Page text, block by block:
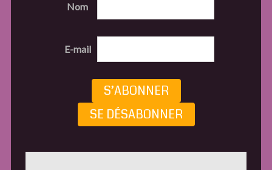
Nom
E-mail
S’ABONNER
SE DÉSABONNER